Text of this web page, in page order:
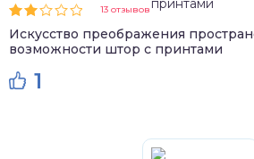
13 отзывов
Искусство преображения
возможности штор с принтами
1